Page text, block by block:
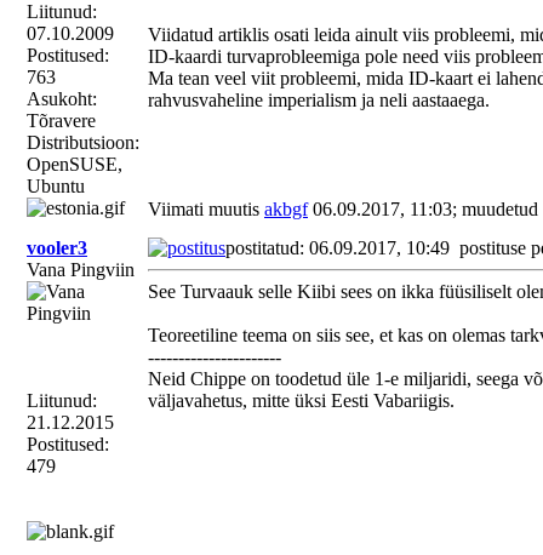
Liitunud:
07.10.2009
Postitused:
763
Asukoht:
Tõravere
Distributsioon:
OpenSUSE,
Ubuntu
Viidatud artiklis osati leida ainult viis probleemi,
ID-kaardi turvaprobleemiga pole need viis
Ma tean veel viit probleemi, mida ID-kaart ei
rahvusvaheline imperialism ja neli aastaaega.
Viimati muutis akbgf06.09.2017, 11:03; muudetud
vooler3
Vana Pingviin
Liitunud:
21.12.2015
Postitused:
479
postitatud: 06.09.2017, 10:49 postituse
See Turvaauk selle Kiibi sees on ikka füüsiliselt
Teoreetiline teema on siis see, et kas on olemas
----------------------
Neid Chippe on toodetud üle 1-e miljaridi, seega
väljavahetus, mitte üksi Eesti Vabariigis.